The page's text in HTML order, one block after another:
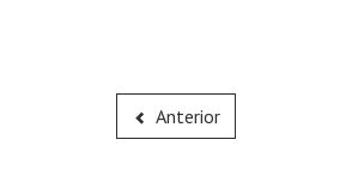
Anterior